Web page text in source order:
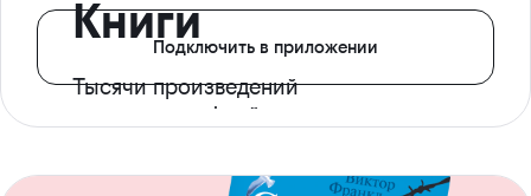
Книги
Тысячи произведений
с доступом офлайн
Подключить в приложении